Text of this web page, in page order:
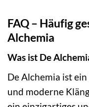
FAQ – Häufig
Alchemia
Was ist De
De Alchemia ist
und moderne